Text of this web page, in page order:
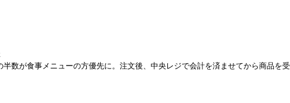
数が食事メニューの方優先に。注文後、中央レジで会計を済ませてから商品を受